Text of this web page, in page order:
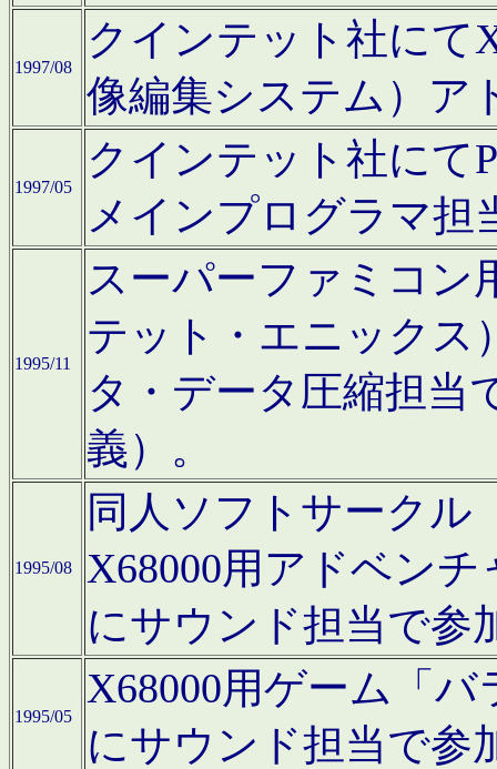
1997/08
クインテット社にて
像編集システム）ア
1997/05
クインテット社にて
メインプログラマ担
1995/11
スーパーファミコン
テット・エニックス
タ・データ圧縮担当
義）。
1995/08
同人ソフトサークル
X68000用アドベン
にサウンド担当で参
1995/05
X68000用ゲーム「
にサウンド担当で参